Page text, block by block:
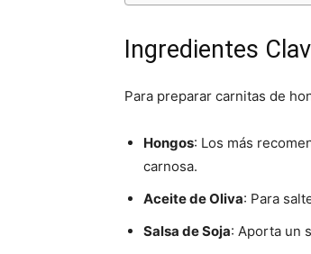
Ingredientes
Para preparar carnitas de
Hongos: Los más
carnosa.
Aceite de Oliva: Para
Salsa de Soja: Aporta un